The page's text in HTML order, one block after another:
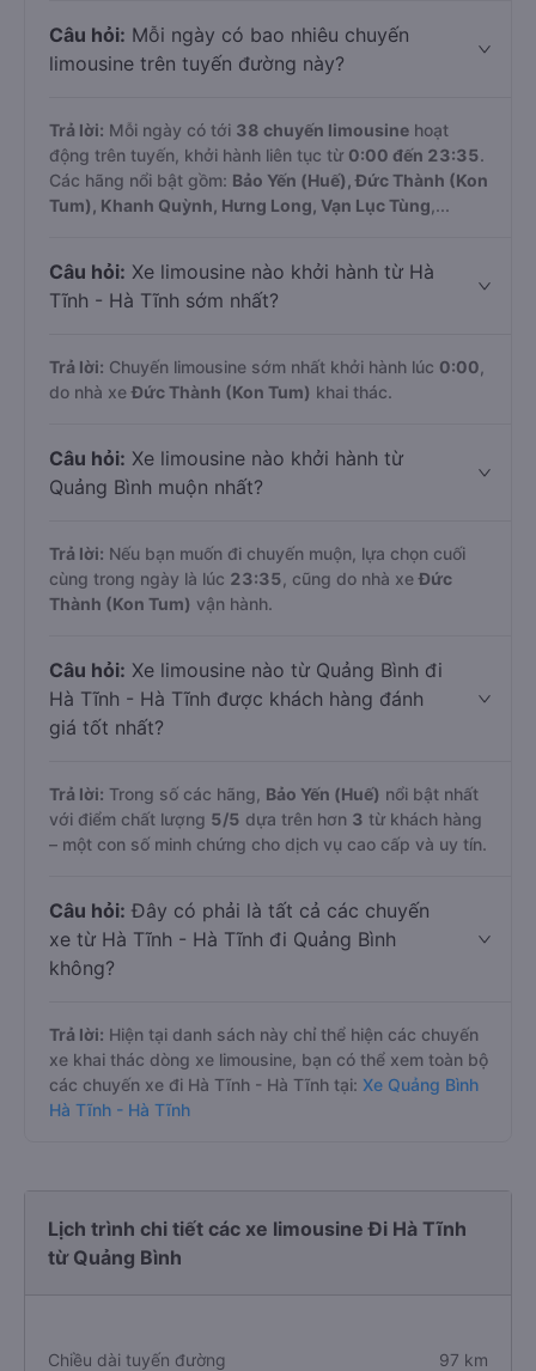
Câu hỏi: Mỗi ngày có bao nhiêu chuyến
limousine trên tuyến đường này?
Trả lời: Mỗi ngày có tới 38 chuyến limousine hoạt
động trên tuyến, khởi hành liên tục từ 0:00 đến 23:35.
Các hãng nổi bật gồm: Bảo Yến (Huế), Đức Thành (Kon
Tum), Khanh Quỳnh, Hưng Long, Vạn Lục Tùng ,...
Câu hỏi: Xe limousine nào khởi hành từ Hà
Tĩnh - Hà Tĩnh sớm nhất?
Trả lời: Chuyến limousine sớm nhất khởi hành lúc 0:00
do nhà xeĐức Thành (Kon Tum) khai thác.
Câu hỏi: Xe limousine nào khởi hành từ
Quảng Bình muộn nhất?
Trả lời: Nếu bạn muốn đi chuyến muộn, lựa chọn cuối
cùng trong ngày là lúc 23:35 , cũng do nhà xeĐức
Thành (Kon Tum) vận hành.
Câu hỏi: Xe limousine nào từ Quảng Bình đi
Hà Tĩnh - Hà Tĩnh được khách hàng đánh
giá tốt nhất?
Trả lời: Trong số các hãng, Bảo Yến (Huế) nổi bật nhất
với điểm chất lượng 5/5 dựa trên hơn 3 từ khách hàng
– một con số minh chứng cho dịch vụ cao cấp và uy tín.
Câu hỏi: Đây có phải là tất cả các chuyến
xe từ Hà Tĩnh - Hà Tĩnh đi Quảng Bình
không?
Trả lời: Hiện tại danh sách này chỉ thể hiện các chuyến
xe khai thác dòng xe limousine, bạn có thể xem toàn bộ
các chuyến xe đi Hà Tĩnh - Hà Tĩnh tại: Xe Quảng Bình
Hà Tĩnh - Hà Tĩnh
Lịch trình chi tiết các xe limousine Đi Hà Tĩnh
từ Quảng Bình
Chiều dài tuyến đường 97 km